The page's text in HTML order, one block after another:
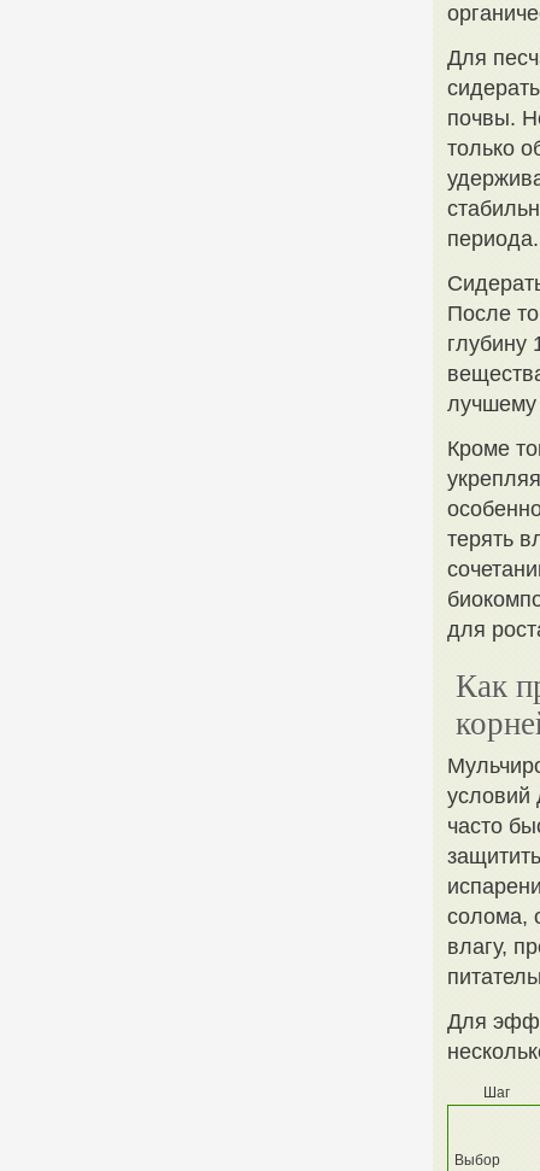
Для
почвы.
только
периода.
После
глубину
лучшему
Кроме
терять
для
Как
условий
часто
солома,
влагу,
Для
Шаг
Выбор